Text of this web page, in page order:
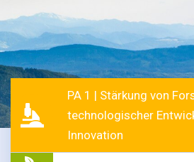
PA 1 | Stärkung von
technologischer
Innovation